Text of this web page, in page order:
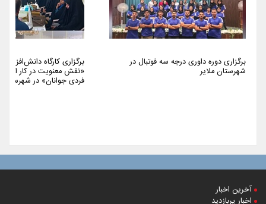
برگزاری دوره داوری درجه سه فوتبال در
شهرستان ملایر
برگزاری کارگاه
«نقش معنویت در کار
فردی جوانان» در شهرستان
آخرین اخبار
اخبار پربازدید